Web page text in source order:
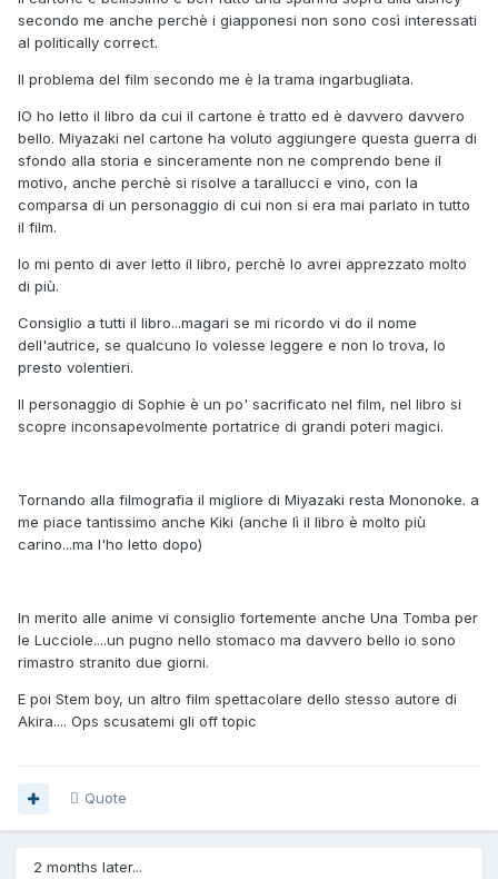
secondo me anche perchè i giapponesi non sono così interessati
al politically correct.
Il problema del film secondo me è la trama ingarbugliata.
IO ho letto il libro da cui il cartone è tratto ed è davvero davvero
bello. Miyazaki nel cartone ha voluto aggiungere questa guerra di
sfondo alla storia e sinceramente non ne comprendo bene il
motivo, anche perchè si risolve a tarallucci e vino, con la
comparsa di un personaggio di cui non si era mai parlato in tutto
il film.
Io mi pento di aver letto il libro, perchè lo avrei apprezzato molto
di più.
Consiglio a tutti il libro...magari se mi ricordo vi do il nome
dell'autrice, se qualcuno lo volesse leggere e non lo trova, lo
presto volentieri.
Il personaggio di Sophie è un po' sacrificato nel film, nel libro si
scopre inconsapevolmente portatrice di grandi poteri magici.
Tornando alla filmografia il migliore di Miyazaki resta Mononoke. a
me piace tantissimo anche Kiki (anche lì il libro è molto più
carino...ma l'ho letto dopo)
In merito alle anime vi consiglio fortemente anche Una Tomba per
le Lucciole....un pugno nello stomaco ma davvero bello io sono
rimastro stranito due giorni.
E poi Stem boy, un altro film spettacolare dello stesso autore di
Akira.... Ops scusatemi gli off topic
Quote
2 months later...